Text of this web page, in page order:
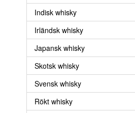
Indisk whisky
Irländsk whisky
Japansk whisky
Skotsk whisky
Svensk whisky
Rökt whisky